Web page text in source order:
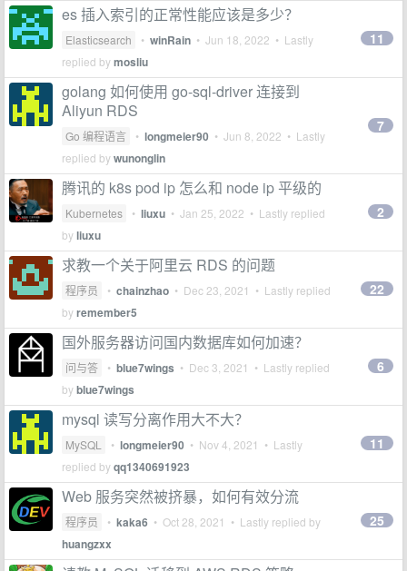
es 插入索引的正常性能应该是多少？
Elasticsearch • winRain • Jun 18, 2022 • Lastly
replied bymosliu
11
golang 如何使用 go-sql-driver 连接到
Aliyun RDS
Go 编程语言 • longmeier90 • Jun 8, 2022 • Lastly
replied bywunonglin
7
腾讯的 k8s pod ip 怎么和 node ip 平级的
Kubernetes • liuxu • Jan 25, 2022 • Lastly replied
byliuxu
2
求教一个关于阿里云 RDS 的问题
程序员 • chainzhao • Dec 23, 2021 • Lastly replied
byremember5
22
国外服务器访问国内数据库如何加速？
问与答 • blue7wings • Dec 3, 2021 • Lastly replied
byblue7wings
6
mysql 读写分离作用大不大？
MySQL • longmeier90 • Nov 4, 2021 • Lastly
replied byqq1340691923
11
Web 服务突然被挤暴，如何有效分流
程序员 • kaka6 • Oct 28, 2021 • Lastly replied by
huangzxx
25